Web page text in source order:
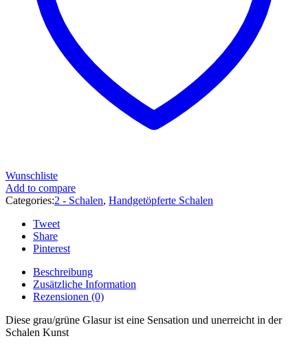
Wunschliste
Add to compare
Categories:2 - Schalen, Handgetöpferte Schalen
Tweet
Share
Pinterest
Beschreibung
Zusätzliche Information
Rezensionen (0)
Diese grau/grüne Glasur ist eine Sensation und unerreicht in der
Schalen Kunst